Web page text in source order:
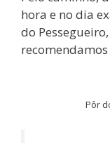
hora e no dia
do
Pôr